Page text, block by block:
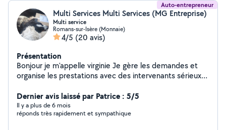
Auto-entrepreneur
Multi Services Multi Services (MG Entreprise)
Multi service
Romans-sur-Isère (Monnaie)
4/5 (20 avis)
Présentation
Bonjour je m'appelle virginie Je gère les demandes et
organise les prestations avec des intervenants sérieux
: courriers, devis, factures, démarches Espaces verts
(Alexandre & Kevin) : entretien, taille, coupe de bois
Maçonnerie (MG Entreprise 30 ans d'expérience) :
Dernier avis laissé par Patrice : 5/5
Il y a plus de 6 mois
réponds très rapidement et sympathique